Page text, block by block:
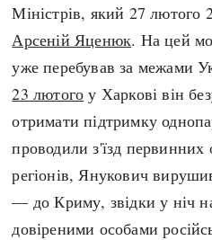
Міністрів, який 27 лютого
Арсеній Яценюк. На цей
уже перебував за межами
23 лютого у Харкові він
отримати підтримку
проводили з'їзд первинних
регіонів, Янукович
— до Криму, звідки у ніч
довіреними особами